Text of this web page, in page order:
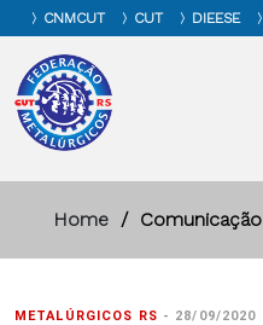
CNMCUT CUT DIEESE
Home Comunicação
METALÚRGICOS RS - 28/09/2020